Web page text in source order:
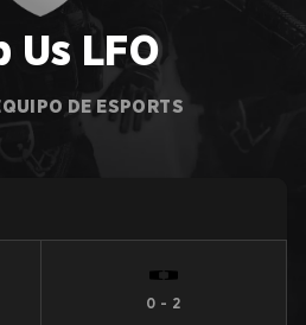
Us LFO
DE ESPORTS
0 - 2